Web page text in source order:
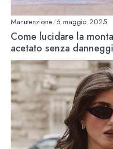
Manutenzione/6 maggio 2025
Come lucidare la
acetato senza